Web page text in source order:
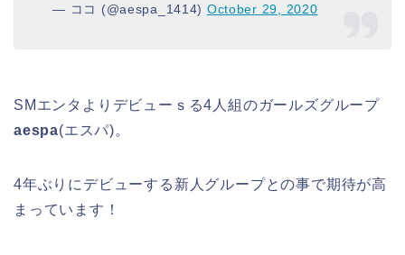
— ココ (@aespa_1414) October 29, 2020
SMエンタよりデビューｓる4人組のガールズグループ
aespa(エスパ)。
4年ぶりにデビューする新人グループとの事で期待が高
まっています！